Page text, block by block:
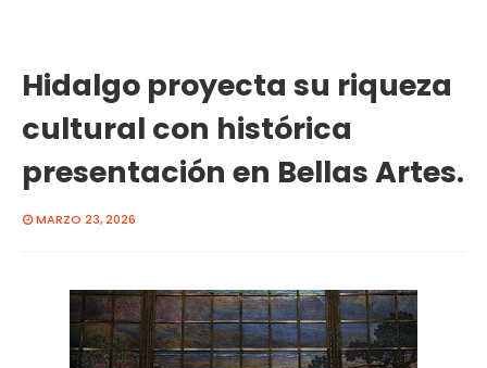
Hidalgo proyecta su riqueza
cultural con histórica
presentación en Bellas Artes.
MARZO 23, 2026